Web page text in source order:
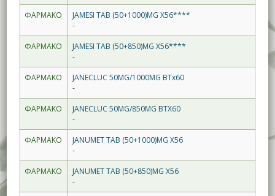
ΦΑΡΜΑΚΟ
JAMESI TAB (50+1000)MG X56****
-
ΦΑΡΜΑΚΟ
JAMESI TAB (50+850)MG X56****
-
ΦΑΡΜΑΚΟ
JANECLUC 50MG/1000MG BTx60
-
ΦΑΡΜΑΚΟ
JANECLUC 50MG/850MG BTX60
-
ΦΑΡΜΑΚΟ
JANUMET TAB (50+1000)MG X56
-
ΦΑΡΜΑΚΟ
JANUMET TAB (50+850)MG X56
-